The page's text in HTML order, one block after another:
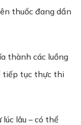
thuốc đang dần
thành các luồng
tiếp tục thực thi
lâu – có thể